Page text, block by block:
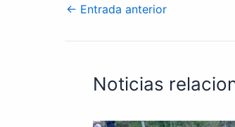
← Entrada anterior
Noticias